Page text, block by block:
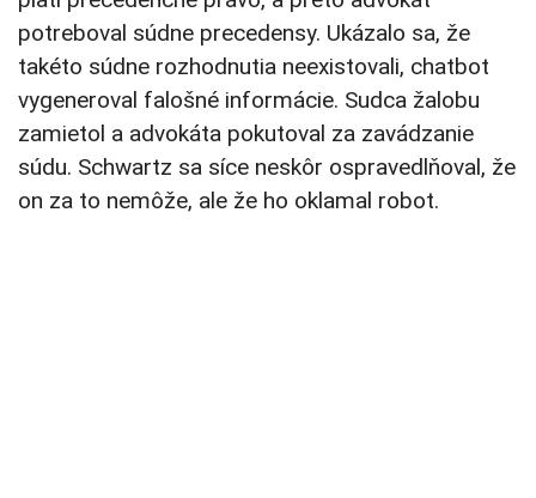
potreboval súdne precedensy. Ukázalo sa, že
takéto súdne rozhodnutia neexistovali, chatbot
vygeneroval falošné informácie. Sudca žalobu
zamietol a advokáta pokutoval za zavádzanie
súdu. Schwartz sa síce neskôr ospravedlňoval, že
on za to nemôže, ale že ho oklamal robot.